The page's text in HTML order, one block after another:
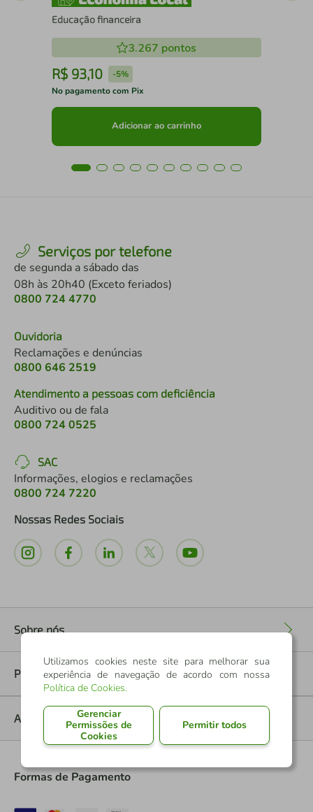
Educação financeira
3.267 pontos
R$ 93,10 -5%
No pagamento com Pix
Adicionar ao carrinho
Serviços por telefone
de segunda a sábado das
08h às 20h40 (Exceto feriados)
0800 724 4770
Ouvidoria
Reclamações e denúncias
0800 646 2519
Atendimento a pessoas com deficiência
Auditivo ou de fala
0800 724 0525
SAC
Informações, elogios e reclamações
0800 724 7220
Nossas Redes Sociais
Sobre nós
Políticas
Ajuda
Formas de Pagamento
Utilizamos cookies neste site para melhorar sua
experiência de navegação de acordo com nossa
Política de Cookies.
Gerenciar
Permissões de
Cookies
Permitir todos